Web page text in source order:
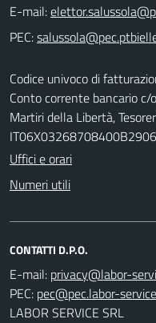
E-mail:
PEC:
Codice univoco di
Conto corrente bancario c/
Martiri della Libertà,
Uffici e orari
Numeri utili
CONTATTI D.P.O.
E-mail:
PEC:
LABOR SERVICE SRL